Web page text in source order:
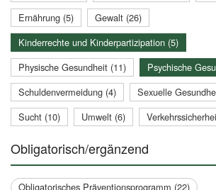
Ernährung (5)
Gewalt (26)
Kinderrechte und Kinderpartizipation (5)
Physische Gesundheit (11)
Psychische
Schuldenvermeidung (4)
Sexuelle
Sucht (10)
Umwelt (6)
Obligatorisch/ergänzend
Obligatorisches Präventionsprogramm (22)